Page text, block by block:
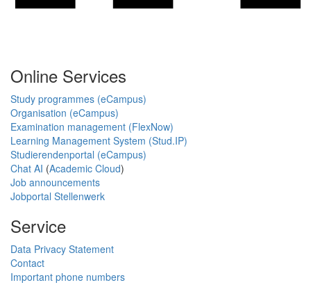
Online Services
Study programmes (eCampus)
Organisation (eCampus)
Examination management (FlexNow)
Learning Management System (Stud.IP)
Studierendenportal (eCampus)
Chat AI (Academic Cloud)
Job announcements
Jobportal Stellenwerk
Service
Data Privacy Statement
Contact
Important phone numbers